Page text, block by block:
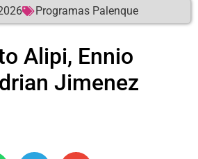
Programas Palenque
Alipi, Ennio
Jimenez